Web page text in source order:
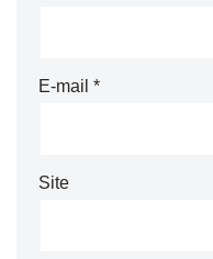
E-mail *
Site